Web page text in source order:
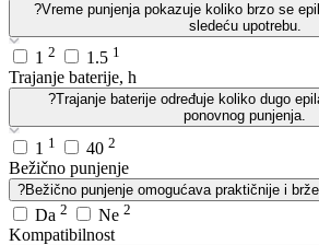
?Vreme punjenja pokazuje koliko brzo se
sledeću upotrebu.
1 2 1.5 1
Trajanje baterije, h
?Trajanje baterije određuje koliko dugo
ponovnog punjenja.
1 1 40 2
Bežično punjenje
?Bežično punjenje omogućava praktičnije i
Da 2 Ne 2
Kompatibilnost